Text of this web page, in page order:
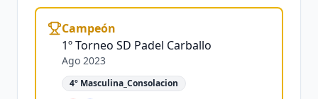
Campeón
1º Torneo SD Padel Carballo
Ago 2023
4º Masculina_Consolacion